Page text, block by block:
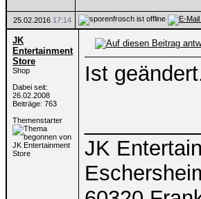
25.02.2016 17:14
JK
Entertainment
Store
Shop
Dabei seit:
26.02.2008
Beiträge: 763
Themenstarter
Ist
JK